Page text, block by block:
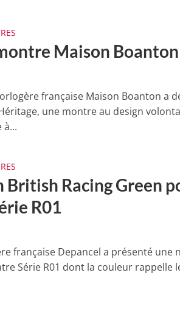
Maison
française Maison Boanton a
une montre au design
British Racing Green
R01
française Depancel a présenté une
Série R01 dont la couleur rappelle